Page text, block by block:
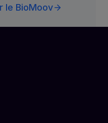
le BioMoov